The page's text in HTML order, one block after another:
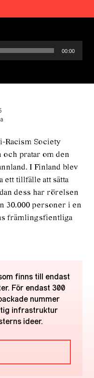
00:00
Racism Society
och pratar om den
I Finland blev
ett tillfälle att sätta
dess har rörelsen
30.000 personer i en
främlingsfientliga
finns till endast
För endast 300
nummer
infrastruktur
ideer.